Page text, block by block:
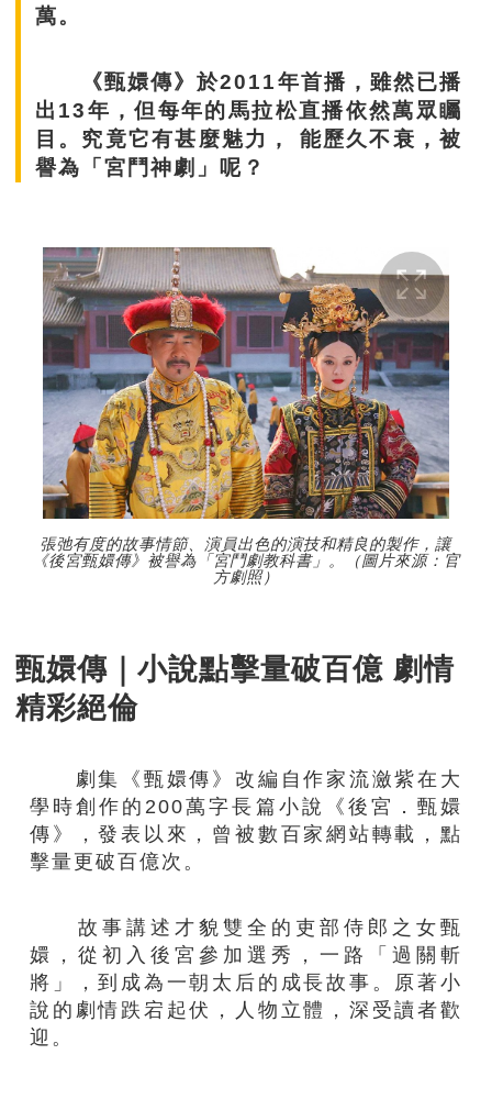
萬。
《甄嬛傳》於2011年首播，雖然已播
出13年，但每年的馬拉松直播依然萬眾矚
目。究竟它有甚麼魅力， 能歷久不衰，被
譽為「宮鬥神劇」呢？
張弛有度的故事情節、演員出色的演技和精良的製作，讓
《後宮甄嬛傳》被譽為「宮鬥劇教科書」。（圖片來源：官
方劇照）
甄嬛傳｜小說點擊量破百億 劇情
精彩絕倫
劇集《甄嬛傳》改編自作家流瀲紫在大
學時創作的200萬字長篇小說《後宮．甄嬛
傳》，發表以來，曾被數百家網站轉載，點
擊量更破百億次。
故事講述才貌雙全的吏部侍郎之女甄
嬛，從初入後宮參加選秀，一路「過關斬
將」，到成為一朝太后的成長故事。原著小
說的劇情跌宕起伏，人物立體，深受讀者歡
迎。